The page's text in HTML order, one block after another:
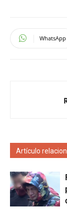
WhatsApp
Artículo